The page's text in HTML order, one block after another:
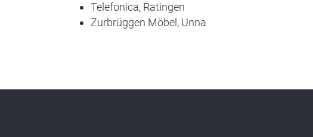
Telefonica, Ratingen
Zurbrüggen Möbel, Unna